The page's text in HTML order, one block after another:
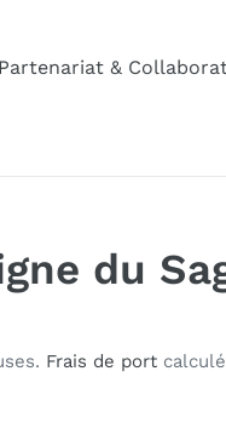
Partenariat &
du
Frais de port